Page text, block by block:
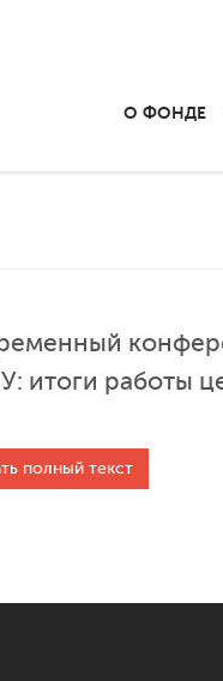
О ФОНДЕ
итоги работы
полный текст